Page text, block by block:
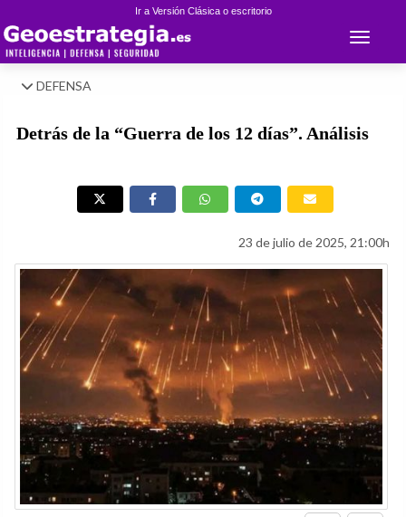
Ir a Versión Clásica o escritorio
Toggle
DEFENSA
Detrás de la “Guerra de los 12 días”. Análisis
23 de julio de 2025, 21:00h